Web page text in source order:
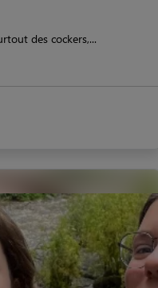
des cockers,...